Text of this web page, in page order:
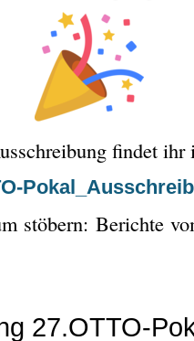
findet ihr
stöbern: Berichte
27.OTTO-